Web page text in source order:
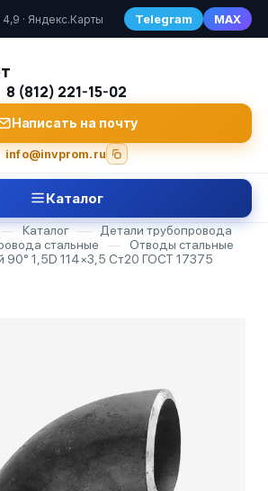
· Яндекс.Карты Telegram MAX
8 (812) 221-15-02
Написать на почту
info@invprom.ru
Каталог
— Каталог —
Детали трубопровода
стальные —
Отводы стальные
90° 1,5D 114×3,5 Ст20 ГОСТ 17375